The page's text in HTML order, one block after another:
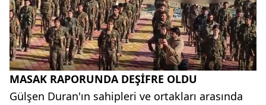
MASAK RAPORUNDA DEŞİFRE OLDU
Gülşen Duran'ın sahipleri ve ortakları arasında